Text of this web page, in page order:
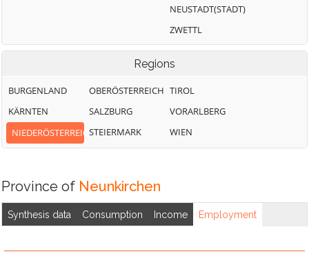
NEUSTADT(STADT)
ZWETTL
Regions
BURGENLAND
KÄRNTEN
NIEDERÖSTERREICH
OBERÖSTERREICH
SALZBURG
STEIERMARK
TIROL
VORARLBERG
WIEN
Province of Neunkirchen
Synthesis data Consumption Income Employment